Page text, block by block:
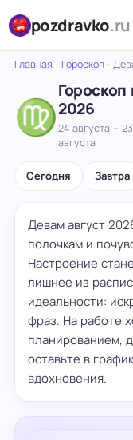
pozdravko.ru
Главная · Гороскоп ·
♍2026
24 августа –
августа
Сегодня Завтра
Девам август
полочкам и
Настроение
лишнее из
идеальности:
фраз. На работе
планированием,
оставьте в
вдохновения.